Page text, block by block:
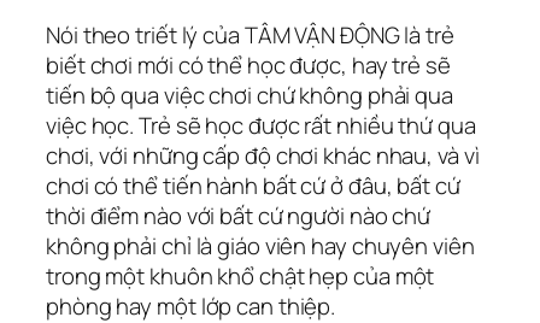
Nói theo triết lý của TÂM VẬN ĐỘNG là trẻ
biết chơi mới có thể học được, hay trẻ sẽ
tiến bộ qua việc chơi chứ không phải qua
việc học. Trẻ sẽ học được rất nhiều thứ qua
chơi, với những cấp độ chơi khác nhau, và vì
chơi có thể tiến hành bất cứ ở đâu, bất cứ
thời điểm nào với bất cứ người nào chứ
không phải chỉ là giáo viên hay chuyên viên
trong một khuôn khổ chật hẹp của một
phòng hay một lớp can thiệp.